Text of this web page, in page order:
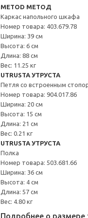
METOD МЕТОД
Каркас напольного шкафа
Номер товара: 403.679.78
Ширина: 39 см
Высота: 6 см
Длина: 88 см
Вес: 11.25 кг
UTRUSTA УТРУСТА
Петля со встроенным
Номер товара: 904.017.86
Ширина: 20 см
Высота: 15 см
Длина: 21 см
Вес: 0.21 кг
UTRUSTA УТРУСТА
Полка
Номер товара: 503.681.66
Ширина: 36 см
Высота: 4 см
Длина: 57 см
Вес: 4.80 кг
Подробнее о размере